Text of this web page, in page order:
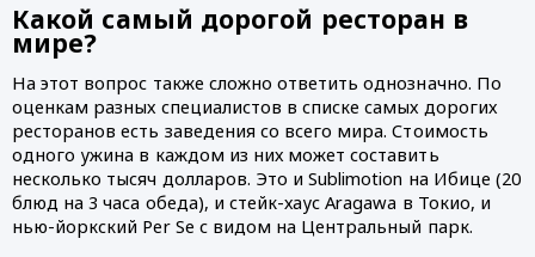
Какой самый дорогой ресторан в
мире?
На этот вопрос также сложно ответить однозначно. По
оценкам разных специалистов в списке самых дорогих
ресторанов есть заведения со всего мира. Стоимость
одного ужина в каждом из них может составить
несколько тысяч долларов. Это и Sublimotion на Ибице (20
блюд на 3 часа обеда), и стейк-хаус Aragawa в Токио, и
нью-йоркский Per Se с видом на Центральный парк.